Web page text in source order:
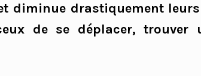
diminue drastiquement
de se déplacer, trouver